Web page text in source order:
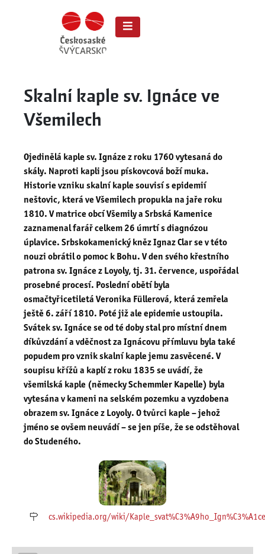
Skalní kaple sv. Ignáce ve
Všemilech
Ojedinělá kaple sv. Ignáze z roku 1760 vytesaná do
skály. Naproti kapli jsou pískovcová boží muka.
Historie vzniku skalní kaple souvisí s epidemií
neštovic, která ve Všemilech propukla na jaře roku
1810. V matrice obcí Všemily a Srbská Kamenice
zaznamenal farář celkem 26 úmrtí s diagnózou
úplavice. Srbskokamenický kněz Ignaz Clar se v této
nouzi obrátil o pomoc k Bohu. V den svého křestního
patrona sv. Ignáce z Loyoly, tj. 31. července, uspořádal
prosebné procesí. Poslední obětí byla
osmačtyřicetiletá Veronika Füllerová, která zemřela
ještě 6. září 1810. Poté již ale epidemie ustoupila.
Svátek sv. Ignáce se od té doby stal pro místní dnem
díkůvzdání a vděčnost za Ignácovu přímluvu byla také
popudem pro vznik skalní kaple jemu zasvěcené. V
soupisu křížů a kaplí z roku 1835 se uvádí, že
všemilská kaple (německy Schemmler Kapelle) byla
vytesána v kameni na selském pozemku a vyzdobena
obrazem sv. Ignáce z Loyoly. O tvůrci kaple – jehož
jméno se ovšem neuvádí – se jen píše, že se odstěhoval
do Studeného.
cs.wikipedia.org/wiki/